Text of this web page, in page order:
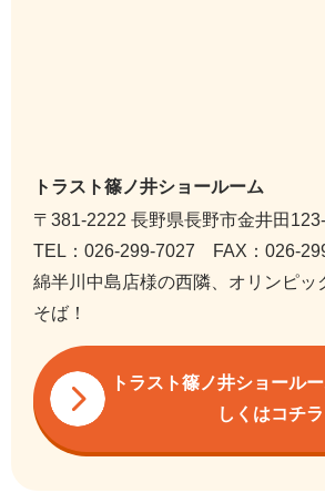
トラスト篠ノ井ショールーム
〒381-2222 長野県長野市金井田
TEL：026-299-7027 FAX：026-
綿半川中島店様の西隣、オリンピッ
そば！
トラスト篠ノ井ショール
しくはコチラ